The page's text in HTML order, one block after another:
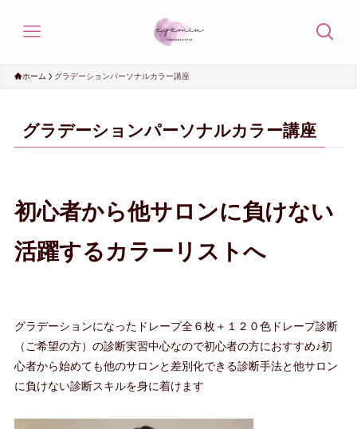
ホーム グラデーションパーソナルカラー講座
グラデーションパーソナルカラー講座
初心者から他サロンに負けない
活躍するカラーリストへ
グラデーションになったドレープ全６枚＋１２０色ドレープ診断
（ご希望の方）の診断実習中心なので初心者の方におすすめ♪初
心者から始めても他のサロンと差別化できる診断手法と他サロン
に負けない診断スキルを身に着けます